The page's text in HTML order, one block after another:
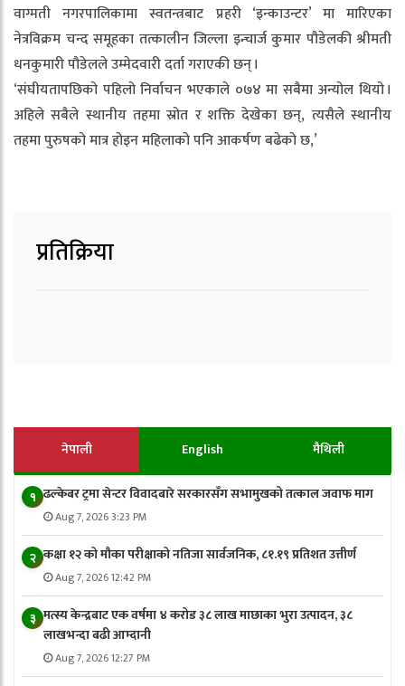
वाग्मती नगरपालिकामा स्वतन्त्रबाट प्रहरी ‘इन्काउन्टर’ मा मारिएका
नेत्रविक्रम चन्द समूहका तत्कालीन जिल्ला इन्चार्ज कुमार पौडेलकी श्रीमती
धनकुमारी पौडेलले उम्मेदवारी दर्ता गराएकी छन् ।
‘संघीयतापछिको पहिलो निर्वाचन भएकाले ०७४ मा सबैमा अन्योल थियो ।
अहिले सबैले स्थानीय तहमा स्रोत र शक्ति देखेका छन्, त्यसैले स्थानीय
तहमा पुरुषको मात्र होइन महिलाको पनि आकर्षण बढेको छ,’
प्रतिक्रिया
नेपाली English मैथिली
१ ढल्केबर ट्रमा सेन्टर विवादबारे सरकारसँग सभामुखको तत्काल जवाफ माग
Aug 7, 2026 3:23 PM
२ कक्षा १२ को मौका परीक्षाको नतिजा सार्वजनिक, ८१.१९ प्रतिशत उत्तीर्ण
Aug 7, 2026 12:42 PM
३ मत्स्य केन्द्रबाट एक वर्षमा ४ करोड ३८ लाख माछाका भुरा उत्पादन, ३८
लाखभन्दा बढी आम्दानी
Aug 7, 2026 12:27 PM